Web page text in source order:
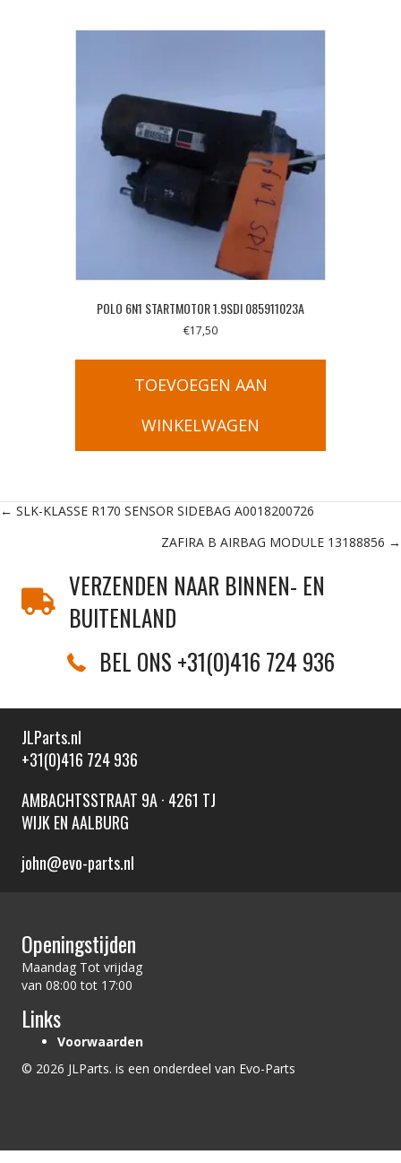
POLO 6N1 STARTMOTOR 1.9SDI 085911023A
€17,50
TOEVOEGEN AAN
WINKELWAGEN
Posts
← SLK-KLASSE R170 SENSOR SIDEBAG A0018200726
ZAFIRA B AIRBAG MODULE 13188856 →
VERZENDEN NAAR BINNEN- EN
BUITENLAND
BEL ONS +31(0)416 724 936
JLParts.nl
+31(0)416 724 936
AMBACHTSSTRAAT 9A · 4261 TJ
WIJK EN AALBURG
john@evo-parts.nl
Openingstijden
Maandag Tot vrijdag
van 08:00 tot 17:00
Links
Voorwaarden
© 2026 JLParts. is een onderdeel van Evo-Parts